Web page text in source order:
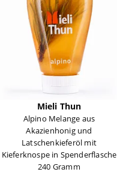
Mieli Thun
Alpino Melange aus
Akazienhonig und
Latschenkieferöl mit
Kieferknospe in Spenderflasche
240 Gramm